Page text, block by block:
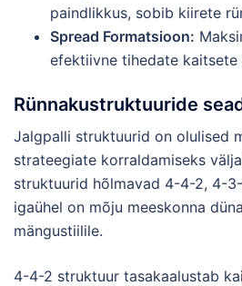
paindlikkus, sobib kiirete
Spread Formatsioon:
efektiivne tihedate kaitsete
Rünnakustruktuuride
Jalgpalli struktuurid on olulised
strateegiate korraldamiseks
struktuurid hõlmavad 4-4-2, 4-
igaühel on mõju meeskonna
mängustiilile.
4-4-2 struktuur tasakaalustab